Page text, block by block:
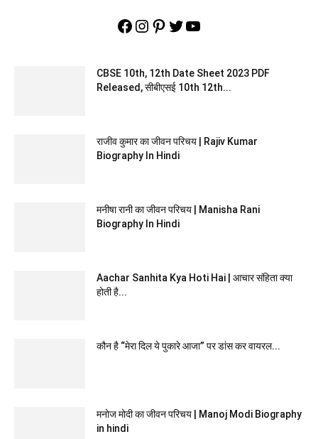
Facebook
Instagram
Pinterest
Twitter
YouTube
CBSE 10th, 12th Date Sheet 2023 PDF
Released, सीबीएसई 10th 12th...
राजीव कुमार का जीवन परिचय | Rajiv Kumar
Biography In Hindi
मनीषा रानी का जीवन परिचय | Manisha Rani
Biography In Hindi
Aachar Sanhita Kya Hoti Hai | आचार संहिता क्या
होती है...
कौन है “मेरा दिल ये पुकारे आजा” पर डांस कर वायरल...
मनोज मोदी का जीवन परिचय | Manoj Modi Biography
in hindi